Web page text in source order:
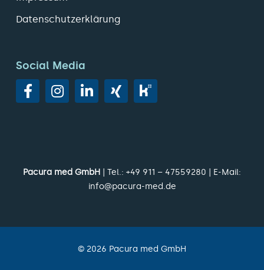
Datenschutzerklärung
Social Media
Pacura med GmbH | Tel.: +49 911 – 47559280 | E-Mail:
info@pacura-med.de
© 2026 Pacura med GmbH